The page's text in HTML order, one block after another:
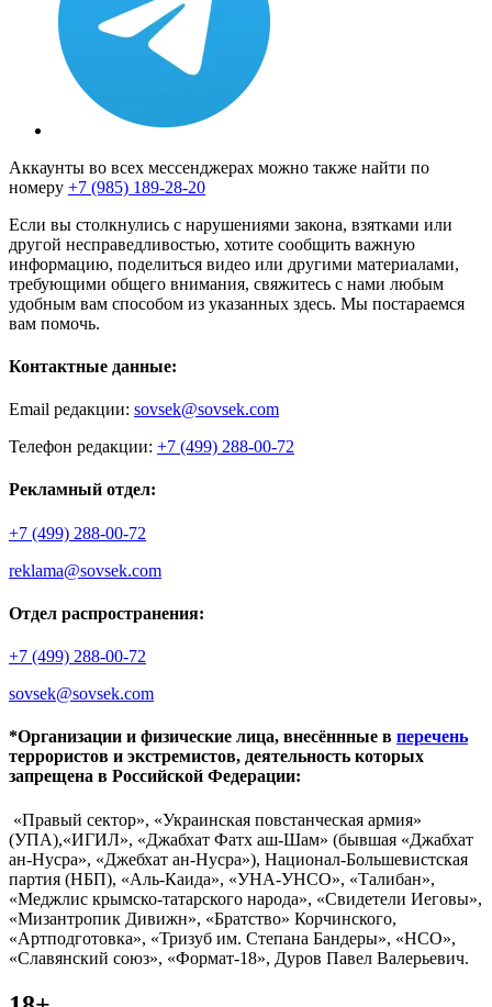
Аккаунты во всех мессенджерах можно также найти по
номеру +7 (985) 189-28-20
Если вы столкнулись с нарушениями закона, взятками или
другой несправедливостью, хотите сообщить важную
информацию, поделиться видео или другими материалами,
требующими общего внимания, свяжитесь с нами любым
удобным вам способом из указанных здесь. Мы постараемся
вам помочь.
Контактные данные:
Email редакции: sovsek@sovsek.com
Телефон редакции: +7 (499) 288-00-72
Рекламный отдел:
+7 (499) 288-00-72
reklama@sovsek.com
Отдел распространения:
+7 (499) 288-00-72
sovsek@sovsek.com
*Организации и физические лица, внесённные в перечень
террористов и экстремистов, деятельность которых
запрещена в Российской Федерации:
«Правый сектор», «Украинская повстанческая армия»
(УПА),«ИГИЛ», «Джабхат Фатх аш-Шам» (бывшая «Джабхат
ан-Нусра», «Джебхат ан-Нусра»), Национал-Большевистская
партия (НБП), «Аль-Каида», «УНА-УНСО», «Талибан»,
«Меджлис крымско-татарского народа», «Свидетели Иеговы»,
«Мизантропик Дивижн», «Братство» Корчинского,
«Артподготовка», «Тризуб им. Степана Бандеры», «НСО»,
«Славянский союз», «Формат-18», Дуров Павел Валерьевич.